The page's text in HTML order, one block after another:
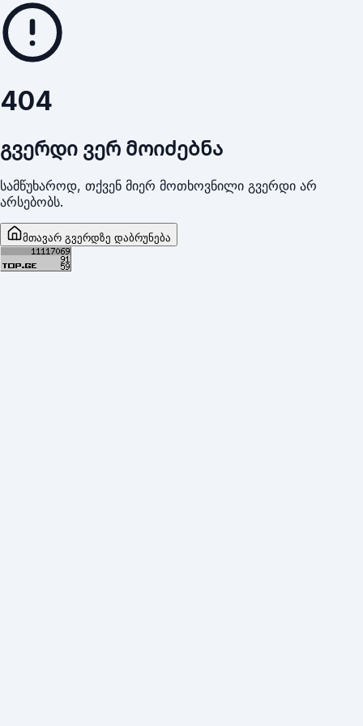
404
გვერდი ვერ მოიძებნა
სამწუხაროდ, თქვენ მიერ მოთხოვნილი გვერდი არ
არსებობს.
მთავარ გვერდზე დაბრუნება